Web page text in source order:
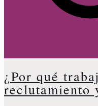
¿Por qué
reclutamiento